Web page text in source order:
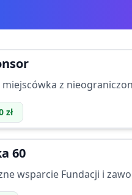
miejscówka z
zł
60
wsparcie Fundacji i